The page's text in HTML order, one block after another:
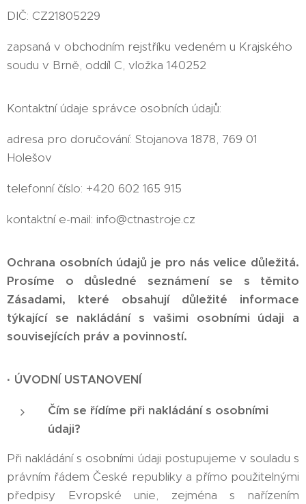
DIČ: CZ21805229
zapsaná v obchodním rejstříku vedeném u Krajského
soudu v Brně, oddíl C, vložka 140252
Kontaktní údaje správce osobních údajů:
adresa pro doručování: Stojanova 1878, 769 01
Holešov
telefonní číslo: +420 602 165 915
kontaktní e-mail: info@ctnastroje.cz
Ochrana osobních údajů je pro nás velice důležitá.
Prosíme o důsledné seznámení se s těmito
Zásadami, které obsahují důležité informace
týkající se nakládání s vašimi osobními údaji a
souvisejících práv a povinností.
· ÚVODNÍ USTANOVENÍ
Čím se řídíme při nakládání s osobními
údaji?
Při nakládání s osobními údaji postupujeme v souladu s
právním řádem České republiky a přímo použitelnými
předpisy Evropské unie, zejména s nařízením